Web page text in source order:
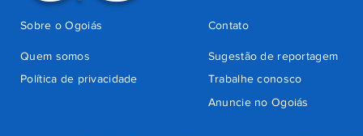
Quem somos
Sugestão de reportagem
Trabalhe conosco
Política de privacidade
Anuncie no Ogoiás
Contato
Sobre o Ogoiás